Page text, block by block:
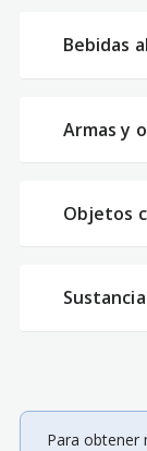
Bebidas
Armas y
Objetos
Para obtener